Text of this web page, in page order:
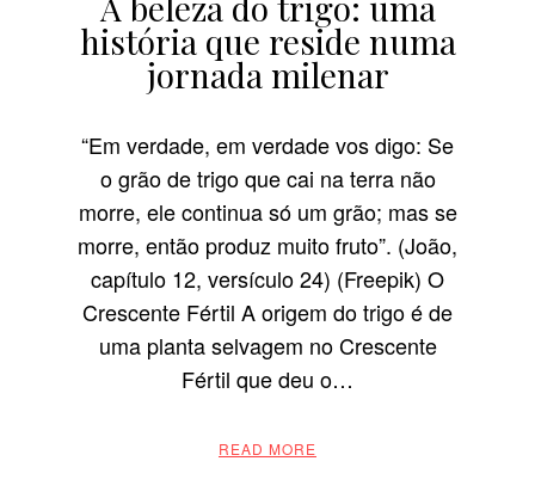
história que reside numa
jornada milenar
“Em verdade, em verdade vos digo: Se
o grão de trigo que cai na terra não
morre, ele continua só um grão; mas se
morre, então produz muito fruto”. (João,
capítulo 12, versículo 24) (Freepik) O
Crescente Fértil A origem do trigo é de
uma planta selvagem no Crescente
Fértil que deu o…
READ MORE